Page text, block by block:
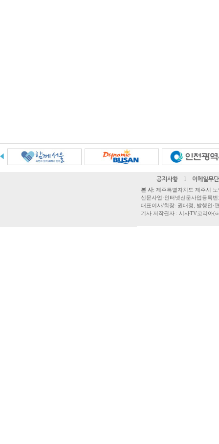
공지사항 l 이메일무
본 사: 제주특별자치도 제주시
신문사업·인터넷신문사업등록
대표이사/회장: 권대정, 발행인·
기사 저작권자 : 시사TV코리아